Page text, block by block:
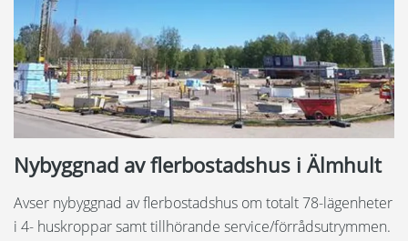
Nybyggnad av flerbostadshus i Älmhult
Avser nybyggnad av flerbostadshus om totalt 78-lägenheter
i 4- huskroppar samt tillhörande service/förrådsutrymmen.